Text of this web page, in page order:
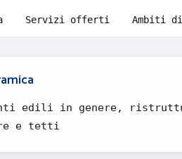
Servizi offerti Ambiti
edili in genere,
e tetti